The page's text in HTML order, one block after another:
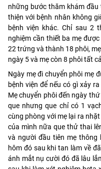
những bước thăm khám đầu
thiện với bệnh nhân không
bệnh viện khác. Chỉ sau 2
nghiệm cần thiết ba mẹ
22 trứng và thành 18 phôi,
ngày 5 và mẹ còn 8 phôi tất
Ngày mẹ đi chuyển phôi mẹ
bệnh viện để nếu có gì xảy
Mẹ chuyển phôi đến ngày
que nhưng que chỉ có 1
cùng phòng với mẹ lại ra
của mình nữa que thử thai
và người đầu tiên mẹ thông
hôm đó sau khi tan làm về
ánh mắt nụ cười đó đã lâu